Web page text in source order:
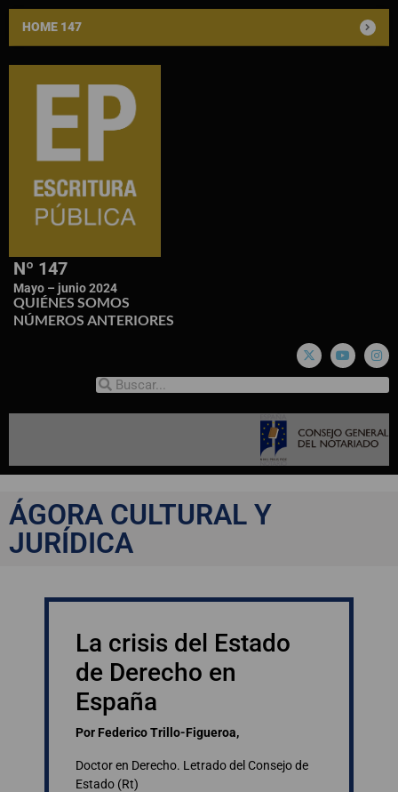
HOME 147
Nº 147
Mayo – junio 2024
QUIÉNES SOMOS
NÚMEROS ANTERIORES
ÁGORA CULTURAL Y
JURÍDICA
La crisis del Estado
de Derecho en
España
Por Federico Trillo-Figueroa,
Doctor en Derecho. Letrado del Consejo de
Estado (Rt)